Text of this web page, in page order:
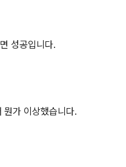
성공입니다.
뭔가 이상했습니다.